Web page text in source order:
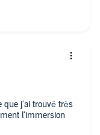
que j'ai trouvé très
l'immersion